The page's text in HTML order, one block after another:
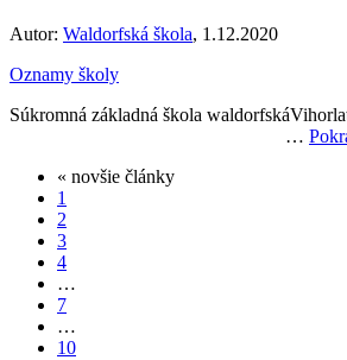
Autor: Waldorfská škola, 1.12.2020
Oznamy školy
Súkromná základná škola
…
« novšie články
1
2
3
4
…
7
…
10